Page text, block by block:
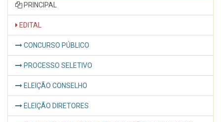
PRINCIPAL
EDITAL
CONCURSO PÚBLICO
PROCESSO SELETIVO
ELEIÇÃO CONSELHO
ELEIÇÃO DIRETORES